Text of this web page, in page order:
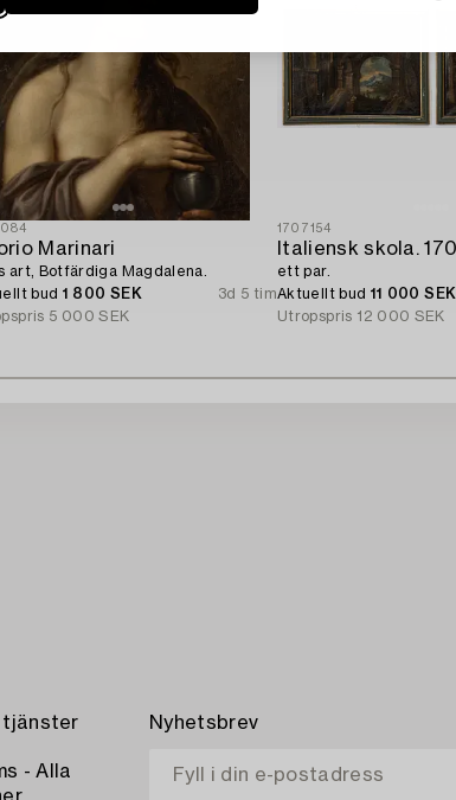
Marinari
art, Botfärdiga Magdalena.
bud 1 800 SEK
3d 5 tim
5 000 SEK
1707154
ett par.
Aktuellt bud 11 000 SEK
Utropspris 12 000 SEK
tjänster
- Alla
Nyhetsbrev